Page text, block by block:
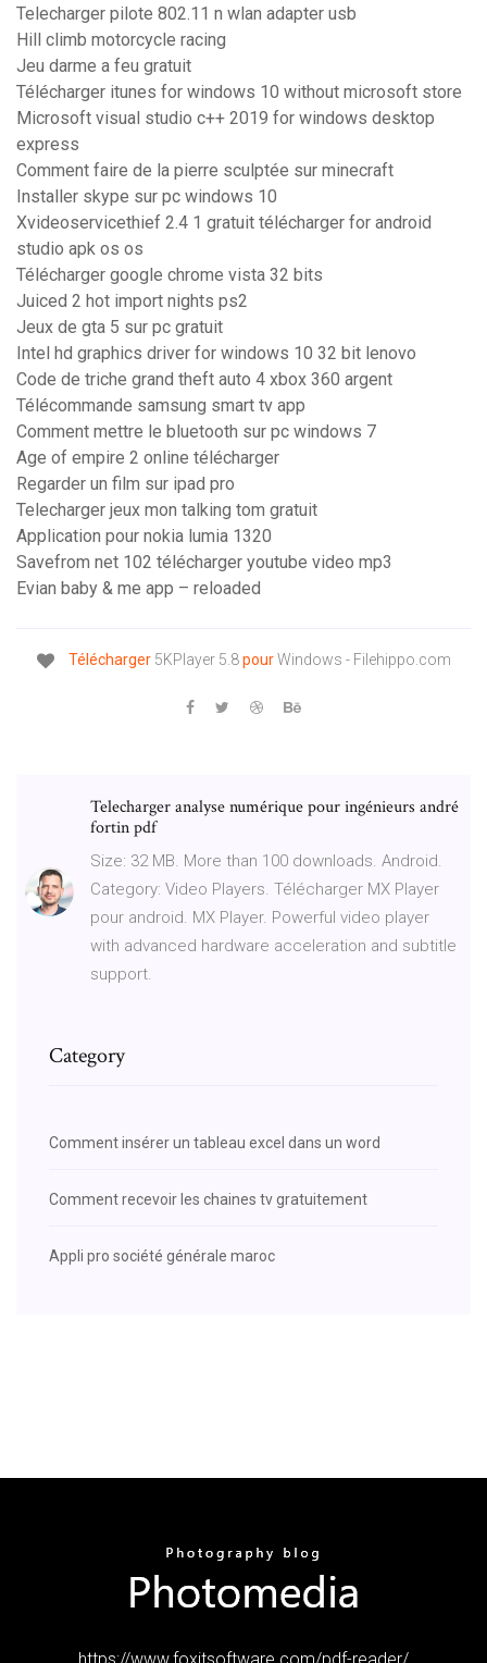
Telecharger pilote 802.11 n wlan adapter usb
Hill climb motorcycle racing
Jeu darme a feu gratuit
Télécharger itunes for windows 10 without microsoft store
Microsoft visual studio c++ 2019 for windows desktop
express
Comment faire de la pierre sculptée sur minecraft
Installer skype sur pc windows 10
Xvideoservicethief 2.4 1 gratuit télécharger for android
studio apk os os
Télécharger google chrome vista 32 bits
Juiced 2 hot import nights ps2
Jeux de gta 5 sur pc gratuit
Intel hd graphics driver for windows 10 32 bit lenovo
Code de triche grand theft auto 4 xbox 360 argent
Télécommande samsung smart tv app
Comment mettre le bluetooth sur pc windows 7
Age of empire 2 online télécharger
Regarder un film sur ipad pro
Telecharger jeux mon talking tom gratuit
Application pour nokia lumia 1320
Savefrom net 102 télécharger youtube video mp3
Evian baby & me app – reloaded
Télécharger5KPlayer 5.8pourWindows - Filehippo.com
Telecharger analyse numérique pour ingénieurs andré
fortin pdf
Size: 32 MB. More than 100 downloads. Android.
Category: Video Players. Télécharger MX Player
pour android. MX Player. Powerful video player
with advanced hardware acceleration and subtitle
support.
Category
Comment insérer un tableau excel dans un word
Comment recevoir les chaines tv gratuitement
Appli pro société générale maroc